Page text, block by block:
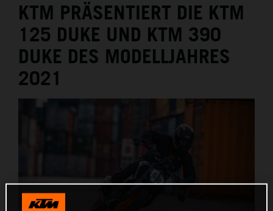
KTM PRÄSENTIERT DIE KTM
125 DUKE UND KTM 390
DUKE DES MODELLJAHRES
2021